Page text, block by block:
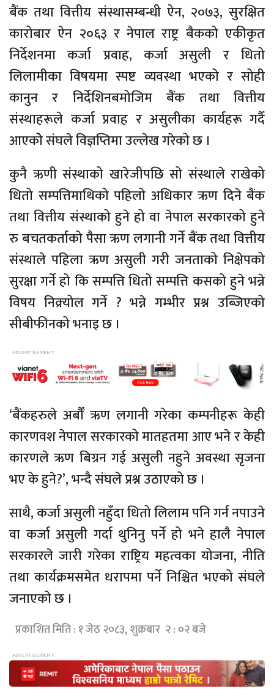
बैंक तथा वित्तीय संस्थासम्बन्धी ऐन, २०७३, सुरक्षित
कारोबार ऐन २०६३ र नेपाल राष्ट्र बैकको एकीकृत
निर्देशनमा कर्जा प्रवाह, कर्जा असुली र धितो
लिलामीका विषयमा स्पष्ट व्यवस्था भएको र सोही
कानुन र निर्देशिनबमोजिम बैंक तथा वित्तीय
संस्थाहरूले कर्जा प्रवाह र असुलीका कार्यहरू गर्दै
आएकोे संघले विज्ञप्तिमा उल्लेख गरेको छ ।
कुनै ऋणी संस्थाको खारेजीपछि सो संस्थाले राखेको
धितो सम्पत्तिमाथिको पहिलो अधिकार ऋण दिने बैंक
तथा वित्तीय संस्थाको हुने हो वा नेपाल सरकारको हुने
रु बचतकर्ताको पैसा ऋण लगानी गर्ने बैंक तथा वित्तीय
संस्थाले पहिला ऋण असुली गरी जनताको निक्षेपको
सुरक्षा गर्ने हो कि सम्पत्ति धितो सम्पत्ति कसको हुने भन्ने
विषय निक्र्योल गर्ने ? भन्ने गम्भीर प्रश्न उब्जिएको
सीबीफीनको भनाइ छ ।
‘बैंकहरुले अर्बौँ ऋण लगानी गरेका कम्पनीहरू केही
कारणवश नेपाल सरकारको मातहतमा आए भने र केही
कारणले ऋण बिग्रन गई असुली नहुने अवस्था सृजना
भए के हुने?’, भन्दै संघले प्रश्न उठाएको छ ।
साथै, कर्जा असुली नहुँदा धितो लिलाम पनि गर्न नपाउने
वा कर्जा असुली गर्दा थुनिनु पर्ने हो भने हालै नेपाल
सरकारले जारी गरेका राष्ट्रिय महत्वका योजना, नीति
तथा कार्यक्रमसमेत धरापमा पर्ने निश्चित भएको संघले
जनाएको छ ।
प्रकाशित मिति : १ जेठ २०८३, शुक्रबार २ : ०२ बजे